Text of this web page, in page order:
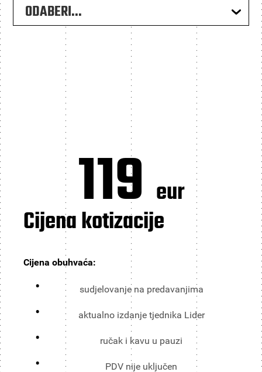
ODABERI...
119 eur
Cijena kotizacije
Cijena obuhvaća:
sudjelovanje na predavanjima
aktualno izdanje tjednika Lider
ručak i kavu u pauzi
PDV nije uključen